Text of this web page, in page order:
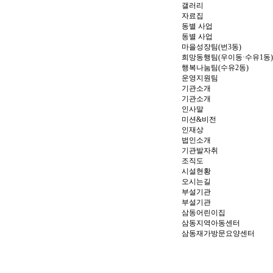
갤러리
자료집
동별 사업
동별 사업
마을성장팀(번3동)
희망동행팀(우이동·수유1동)
행복나눔팀(수유2동)
운영지원팀
기관소개
기관소개
인사말
미션&비전
인재상
법인소개
기관발자취
조직도
시설현황
오시는길
부설기관
부설기관
삼동어린이집
삼동지역아동센터
삼동재가방문요양센터